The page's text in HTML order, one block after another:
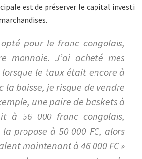
est de préserver le capital investi
opté pour le franc congolais,
monnaie. J’ai acheté mes
le taux était encore à
la baisse, je risque de vendre
une paire de baskets à
à 56 000 franc congolais,
propose à 50 000 FC, alors
maintenant à 46 000 FC »